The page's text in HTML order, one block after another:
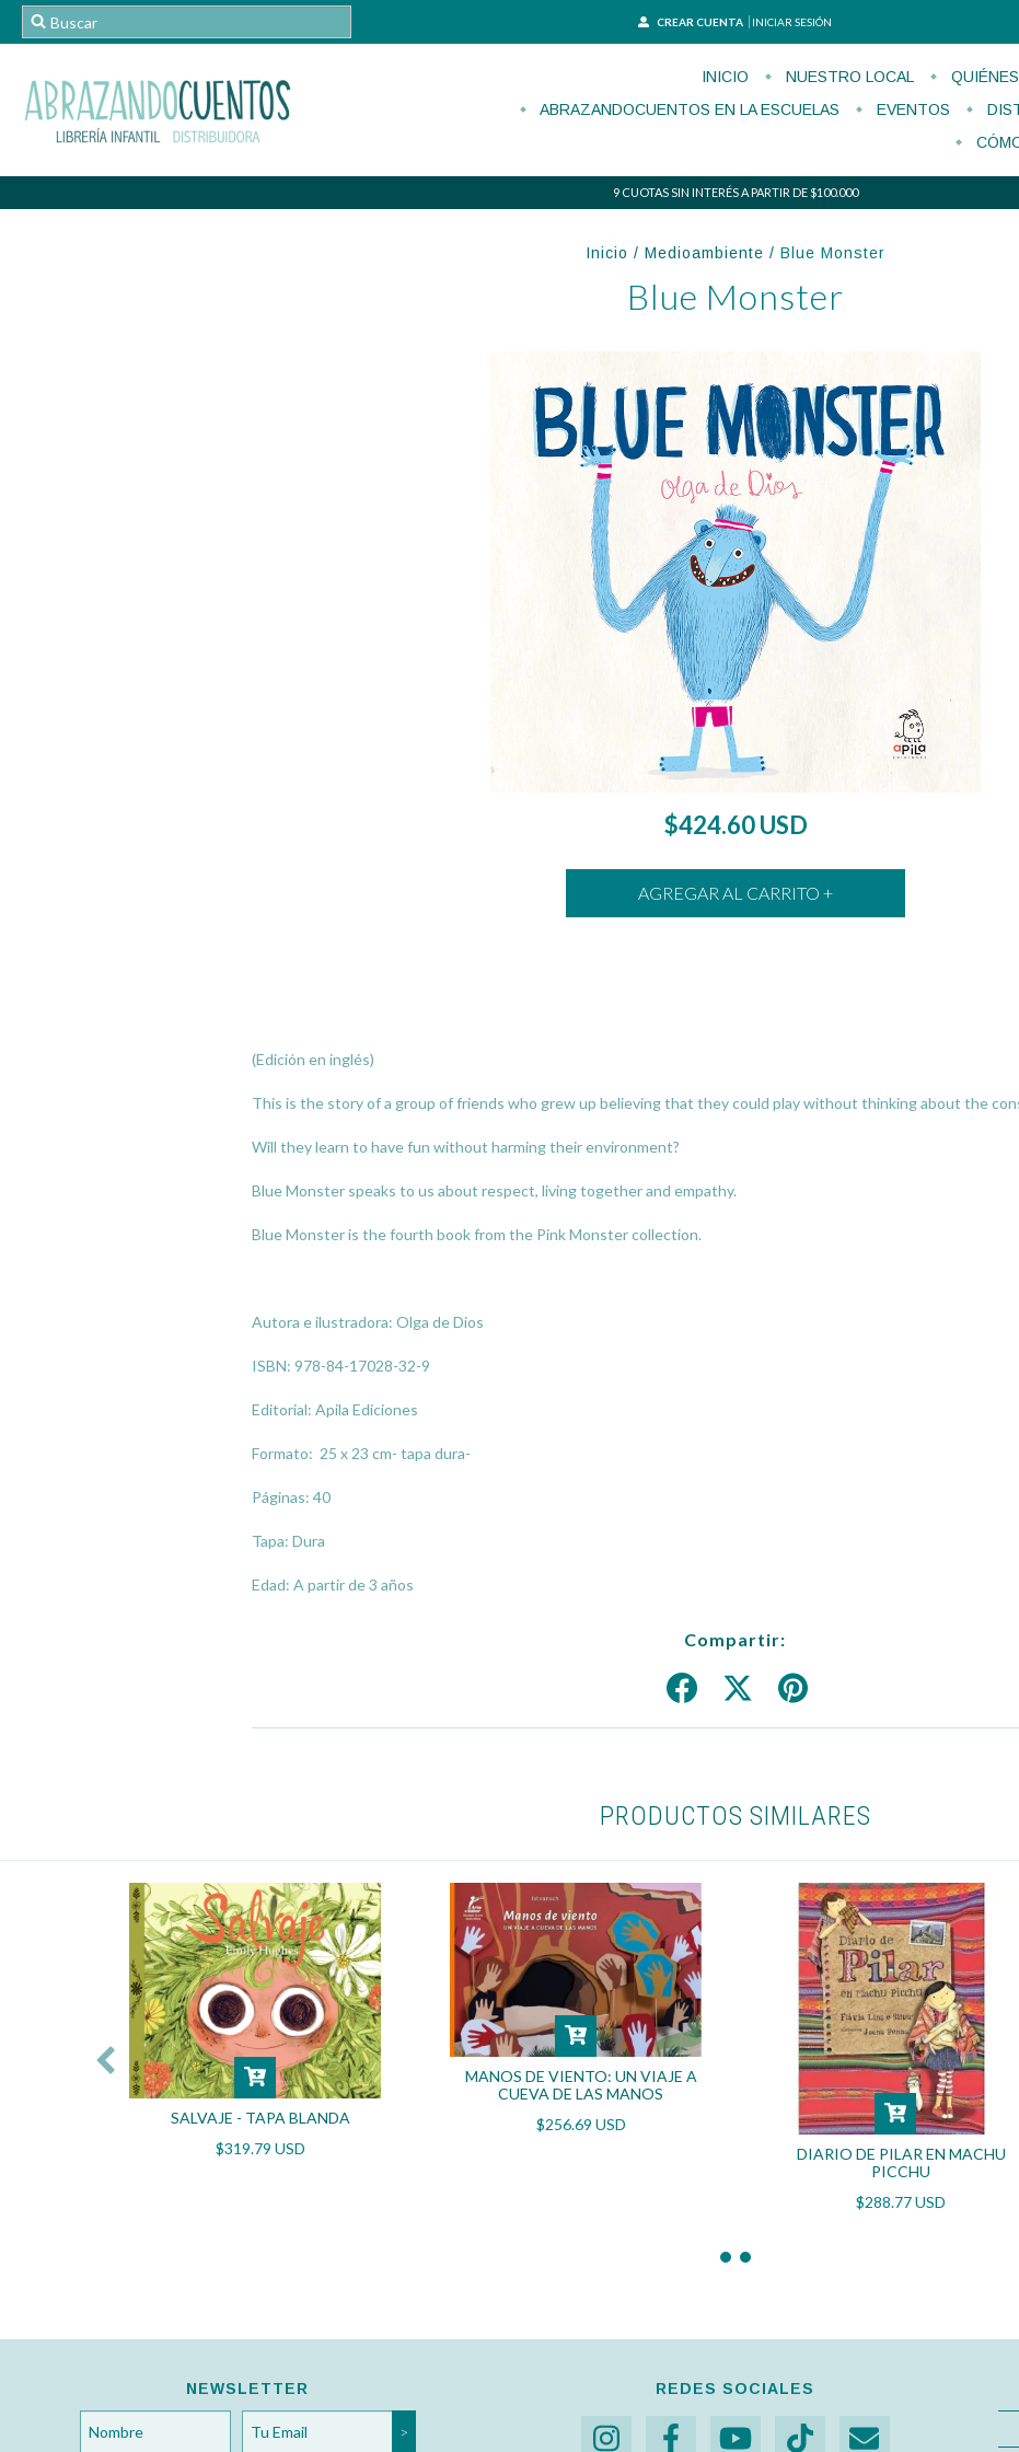
CREAR CUENTA INICIAR SESIÓN
INICIO NUESTRO LOCAL
ABRAZANDOCUENTOS EN LA ESCUELAS
EVENTOS
9 CUOTAS SIN INTERÉS A PARTIR DE $100.000
Inicio / Medioambiente / Blue Monster
Blue Monster
$424.60 USD
(Edición en inglés)
This is the story of a group of friends who grew up believing that they could play without thinking about the
Will they learn to have fun without harming their environment?
Blue Monster speaks to us about respect, living together and empathy.
Blue Monster is the fourth book from the Pink Monster collection.
Autora e ilustradora: Olga de Dios
ISBN: 978-84-17028-32-9
Editorial: Apila Ediciones
Formato: 25 x 23 cm- tapa dura-
Páginas: 40
Tapa: Dura
Edad: A partir de 3 años
Compartir:
PRODUCTOS SIMILARES
SALVAJE - TAPA BLANDA
$319.79 USD
MANOS DE VIENTO: UN VIAJE A
CUEVA DE LAS MANOS
$256.69 USD
DIARIO DE PILAR EN MACHU
PICCHU
$288.77 USD
NEWSLETTER REDES SOCIALES